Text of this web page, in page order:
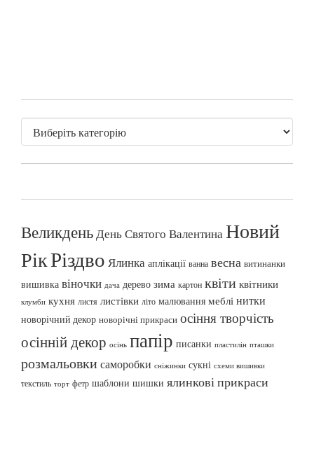
ВеликденьДень Святого ВалентинаНовий
РікРіздво Ялинка аплікації ванна весна витинанки
вишивка віночки дача дерево зима картон квіти квітники
клумби кухня листя листівки літо малювання меблі нитки
новорічний декор новорічні прикраси осіння творчість
осінній декор осінь папір писанки пластилін пташки
розмальовки саморобки сніжинки сукні схеми вишивки
текстиль торт фетр шаблони шишки ялинкові прикраси